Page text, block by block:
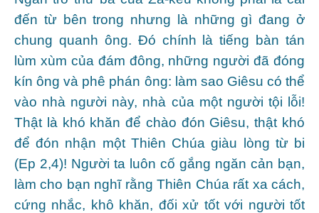
đến từ bên trong nhưng là những gì đang ở
chung quanh ông. Đó chính là tiếng bàn tán
lùm xùm của đám đông, những người đã đóng
kín ông và phê phán ông: làm sao Giêsu có thể
vào nhà người này, nhà của một người tội lỗi!
Thật là khó khăn để chào đón Giêsu, thật khó
để đón nhận một Thiên Chúa giàu lòng từ bi
(Ep 2,4)! Người ta luôn cố gắng ngăn cản bạn,
làm cho bạn nghĩ rằng Thiên Chúa rất xa cách,
cứng nhắc, khô khăn, đối xử tốt với người tốt